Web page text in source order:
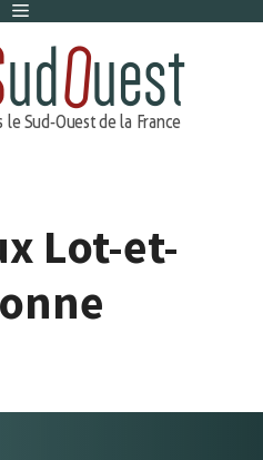
Menu
Lot-et-